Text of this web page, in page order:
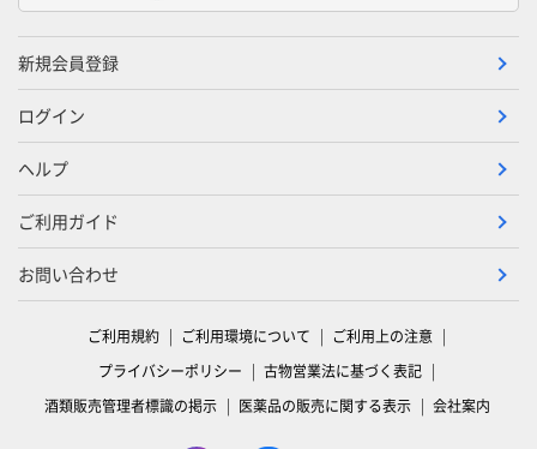
新規会員登録
ログイン
ヘルプ
ご利用ガイド
お問い合わせ
ご利用規約 ご利用環境について
ご利用上の注意
プライバシーポリシー
古物営業法に基づく表記
酒類販売管理者標識の掲示
医薬品の販売に関する表示 会社案内